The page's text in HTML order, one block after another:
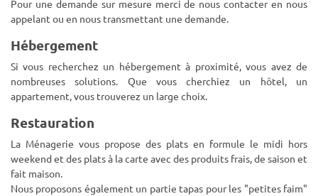
Pour une demande sur mesure merci de nous contacter en nous
appelant ou en nous transmettant une demande.
Hébergement
Si vous recherchez un hébergement à proximité, vous avez de
nombreuses solutions. Que vous cherchiez un hôtel, un
appartement, vous trouverez un large choix.
Restauration
La Ménagerie vous propose des plats en formule le midi hors
weekend et des plats à la carte avec des produits frais, de saison et
fait maison.
Nous proposons également un partie tapas pour les "petites faim"